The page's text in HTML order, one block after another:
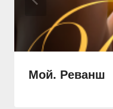
Мой. Реванш